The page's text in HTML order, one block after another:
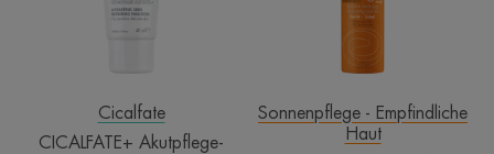
Cicalfate
CICALFATE+ Akutpflege-
50+
Sonnenpflege - Empfindliche
Haut